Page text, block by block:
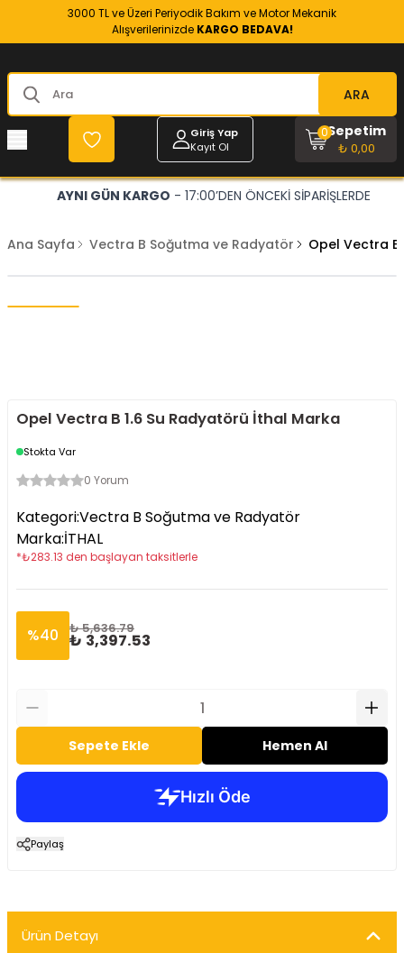
3000 TL ve Üzeri Periyodik Bakım ve Motor Mekanik
Alışverilerinizde KARGO BEDAVA!
ARA
Giriş Yap
Kayıt Ol
Sepetim
₺ 0,00
0
AYNI GÜN KARGO - 17:00’DEN ÖNCEKİ SİPARİŞLERDE
Ana Sayfa Vectra B Soğutma ve Radyatör Opel Vectra
Opel Vectra B 1.6 Su Radyatörü İthal Marka
Stokta Var
0 Yorum
Kategori:Vectra B Soğutma ve Radyatör
Marka:İTHAL
*₺283.13 den başlayan taksitlerle
%40 ₺ 5,636.79
₺ 3,397.53
Sepete Ekle Hemen Al
Paylaş
Ürün Detayı